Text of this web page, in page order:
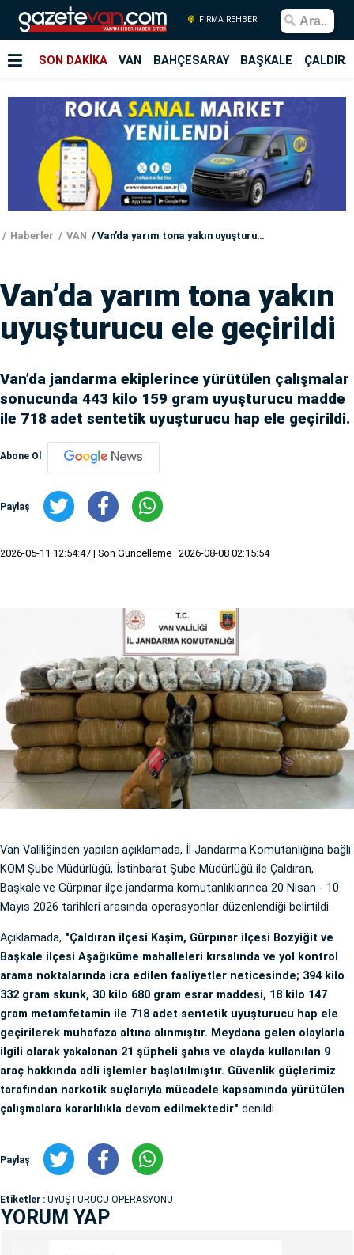
FİRMA REHBERİ
SON DAKİKA VAN BAHÇESARAY BAŞKALE
Haberler VAN Van’da yarım tona yakın uyuşturucu ele geçirildi
Van’da yarım tona yakın
uyuşturucu ele geçirildi
Van’da jandarma ekiplerince yürütülen çalışmalar
sonucunda 443 kilo 159 gram uyuşturucu madde
ile 718 adet sentetik uyuşturucu hap ele geçirildi.
Abone Ol
Paylaş
2026-05-11 12:54:47 | Son Güncelleme : 2026-08-08 02:15:54
Van Valiliğinden yapılan açıklamada, İl Jandarma Komutanlığına bağlı
KOM Şube Müdürlüğü, İstihbarat Şube Müdürlüğü ile Çaldıran,
Başkale ve Gürpınar ilçe jandarma komutanlıklarınca 20 Nisan - 10
Mayıs 2026 tarihleri arasında operasyonlar düzenlendiği belirtildi.
Açıklamada, "Çaldıran ilçesi Kaşim, Gürpınar ilçesi Bozyiğit ve
Başkale ilçesi Aşağıküme mahalleleri kırsalında ve yol kontrol
arama noktalarında icra edilen faaliyetler neticesinde; 394 kilo
332 gram skunk, 30 kilo 680 gram esrar maddesi, 18 kilo 147
gram metamfetamin ile 718 adet sentetik uyuşturucu hap ele
geçirilerek muhafaza altına alınmıştır. Meydana gelen olaylarla
ilgili olarak yakalanan 21 şüpheli şahıs ve olayda kullanılan 9
araç hakkında adli işlemler başlatılmıştır. Güvenlik güçlerimiz
tarafından narkotik suçlarıyla mücadele kapsamında yürütülen
çalışmalara kararlılıkla devam edilmektedir" denildi.
Paylaş
Etiketler : UYUŞTURUCU OPERASYONU
YORUM YAP